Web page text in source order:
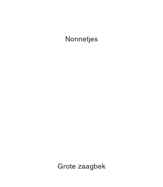
Nonnetjes
Grote zaagbek